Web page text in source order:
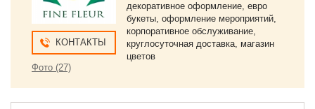
КОНТАКТЫ
Фото (27)
декоративное оформление, евро
букеты, оформление мероприятий,
корпоративное обслуживание,
круглосуточная доставка, магазин
цветов